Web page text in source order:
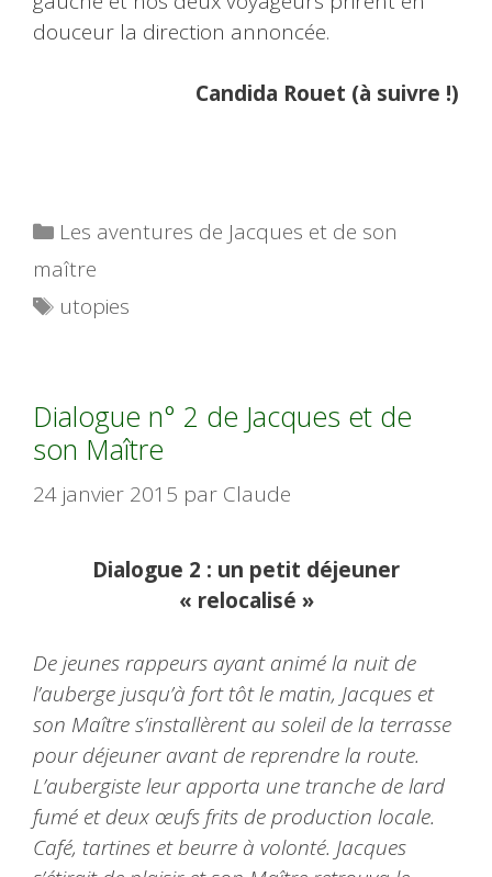
douceur la direction annoncée.
Candida Rouet (à suivre !)
Catégories
Les aventures de Jacques et de son
maître
Étiquettes
utopies
Dialogue n° 2 de Jacques et de
son Maître
24 janvier 2015 par Claude
Dialogue 2 : un petit déjeuner
« relocalisé »
De jeunes rappeurs ayant animé la nuit de
l’auberge jusqu’à fort tôt le matin, Jacques et
son Maître s’installèrent au soleil de la terrasse
pour déjeuner avant de reprendre la route.
L’aubergiste leur apporta une tranche de lard
fumé et deux œufs frits de production locale.
Café, tartines et beurre à volonté. Jacques